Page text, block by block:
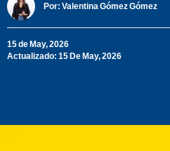
Por: Valentina Gómez Gómez
15 de May, 2026
Actualizado: 15 De May, 2026